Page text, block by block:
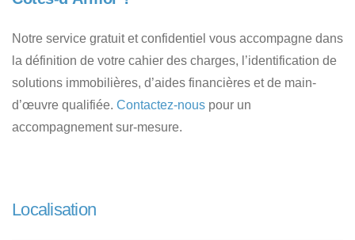
Notre service gratuit et confidentiel vous accompagne dans
la définition de votre cahier des charges, l’identification de
solutions immobilières, d’aides financières et de main-
d’œuvre qualifiée. Contactez-nous pour un
accompagnement sur-mesure.
Localisation